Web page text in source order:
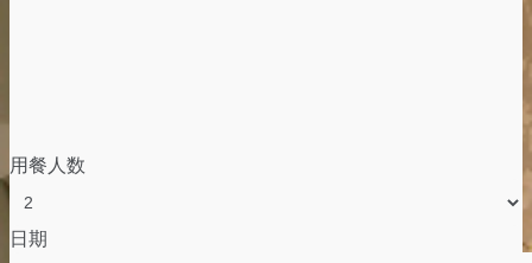
用餐人数
日期